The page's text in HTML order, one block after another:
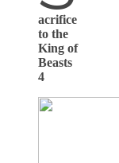
acrifice
to the
King of
Beasts
4